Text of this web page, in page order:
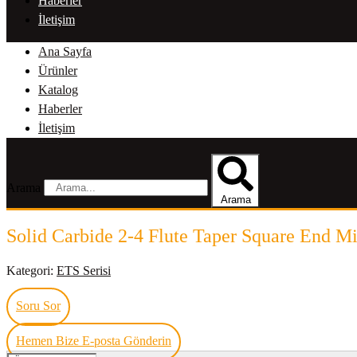
İletişim
Ana Sayfa
Ürünler
Katalog
Haberler
İletişim
Arama
Solid Carbide 2-4 Flute Taper Square End
Kategori: ETS Serisi
Soru Sor
Hemen Bize E-posta Gönderin